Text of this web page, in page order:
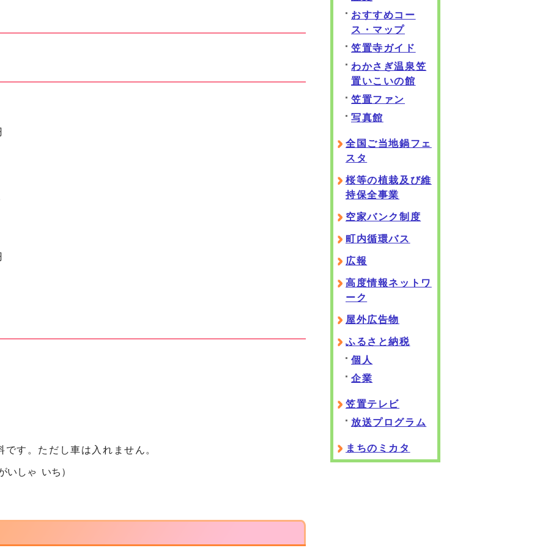
す。ただし車は入れません。
いしゃ いち）
おすすめコー
ス・マップ
笠置寺ガイド
わかさぎ温泉笠
置いこいの館
笠置ファン
写真館
全国ご当地鍋フェ
スタ
桜等の植栽及び維
持保全事業
空家バンク制度
町内循環バス
広報
高度情報ネットワ
ーク
屋外広告物
ふるさと納税
個人
企業
笠置テレビ
放送プログラム
まちのミカタ